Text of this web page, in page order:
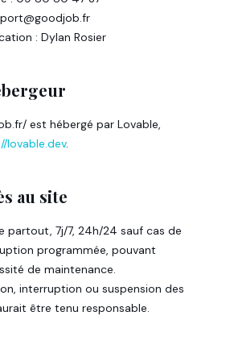
: Dylan Rosier
est hébergé par Lovable,
lovable.dev.
au site
partout, 7j/7, 24h/24 sauf cas de
programmée, pouvant
de maintenance.
interruption ou suspension des
être tenu responsable.